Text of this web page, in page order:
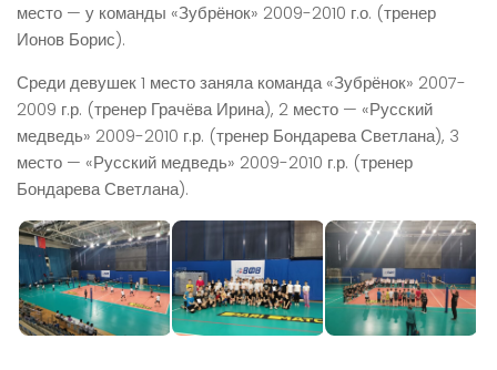
место — у команды «Зубрёнок» 2009-2010 г.о. (тренер
Ионов Борис).
Среди девушек 1 место заняла команда «Зубрёнок» 2007-
2009 г.р. (тренер Грачёва Ирина), 2 место — «Русский
медведь» 2009-2010 г.р. (тренер Бондарева Светлана), 3
место — «Русский медведь» 2009-2010 г.р. (тренер
Бондарева Светлана).